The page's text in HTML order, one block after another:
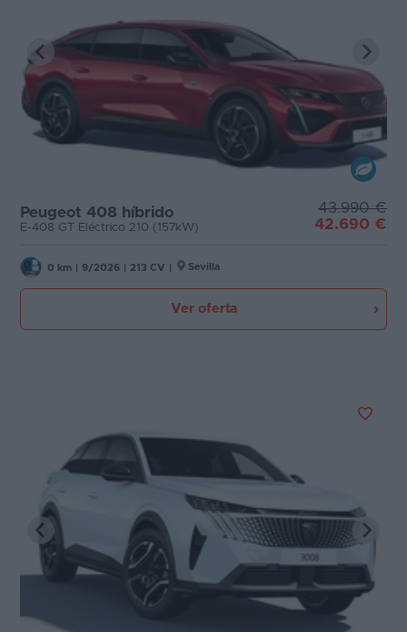
Peugeot 408 híbrido
E-408 GT Eléctrico 210 (157kW)
43.990 €
42.690 €
0 km 9/2026 213 CV Sevilla
Ver oferta